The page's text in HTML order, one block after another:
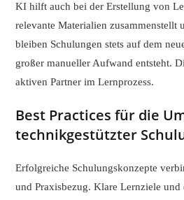
KI hilft auch bei der Erstellung von
relevante Materialien zusammenstellt
bleiben Schulungen stets auf dem
großer manueller Aufwand entsteht.
aktiven Partner im Lernprozess.
Best Practices für die
technikgestützter
Erfolgreiche Schulungskonzepte
und Praxisbezug. Klare Lernziele und